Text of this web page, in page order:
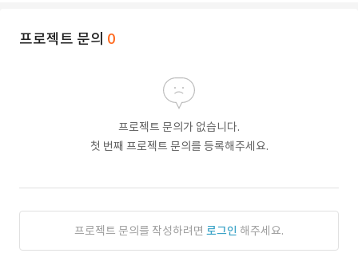
프로젝트 문의 0
프로젝트 문의가 없습니다.
첫 번째 프로젝트 문의를 등록해주세요.
프로젝트 문의를 작성하려면 로그인 해주세요.